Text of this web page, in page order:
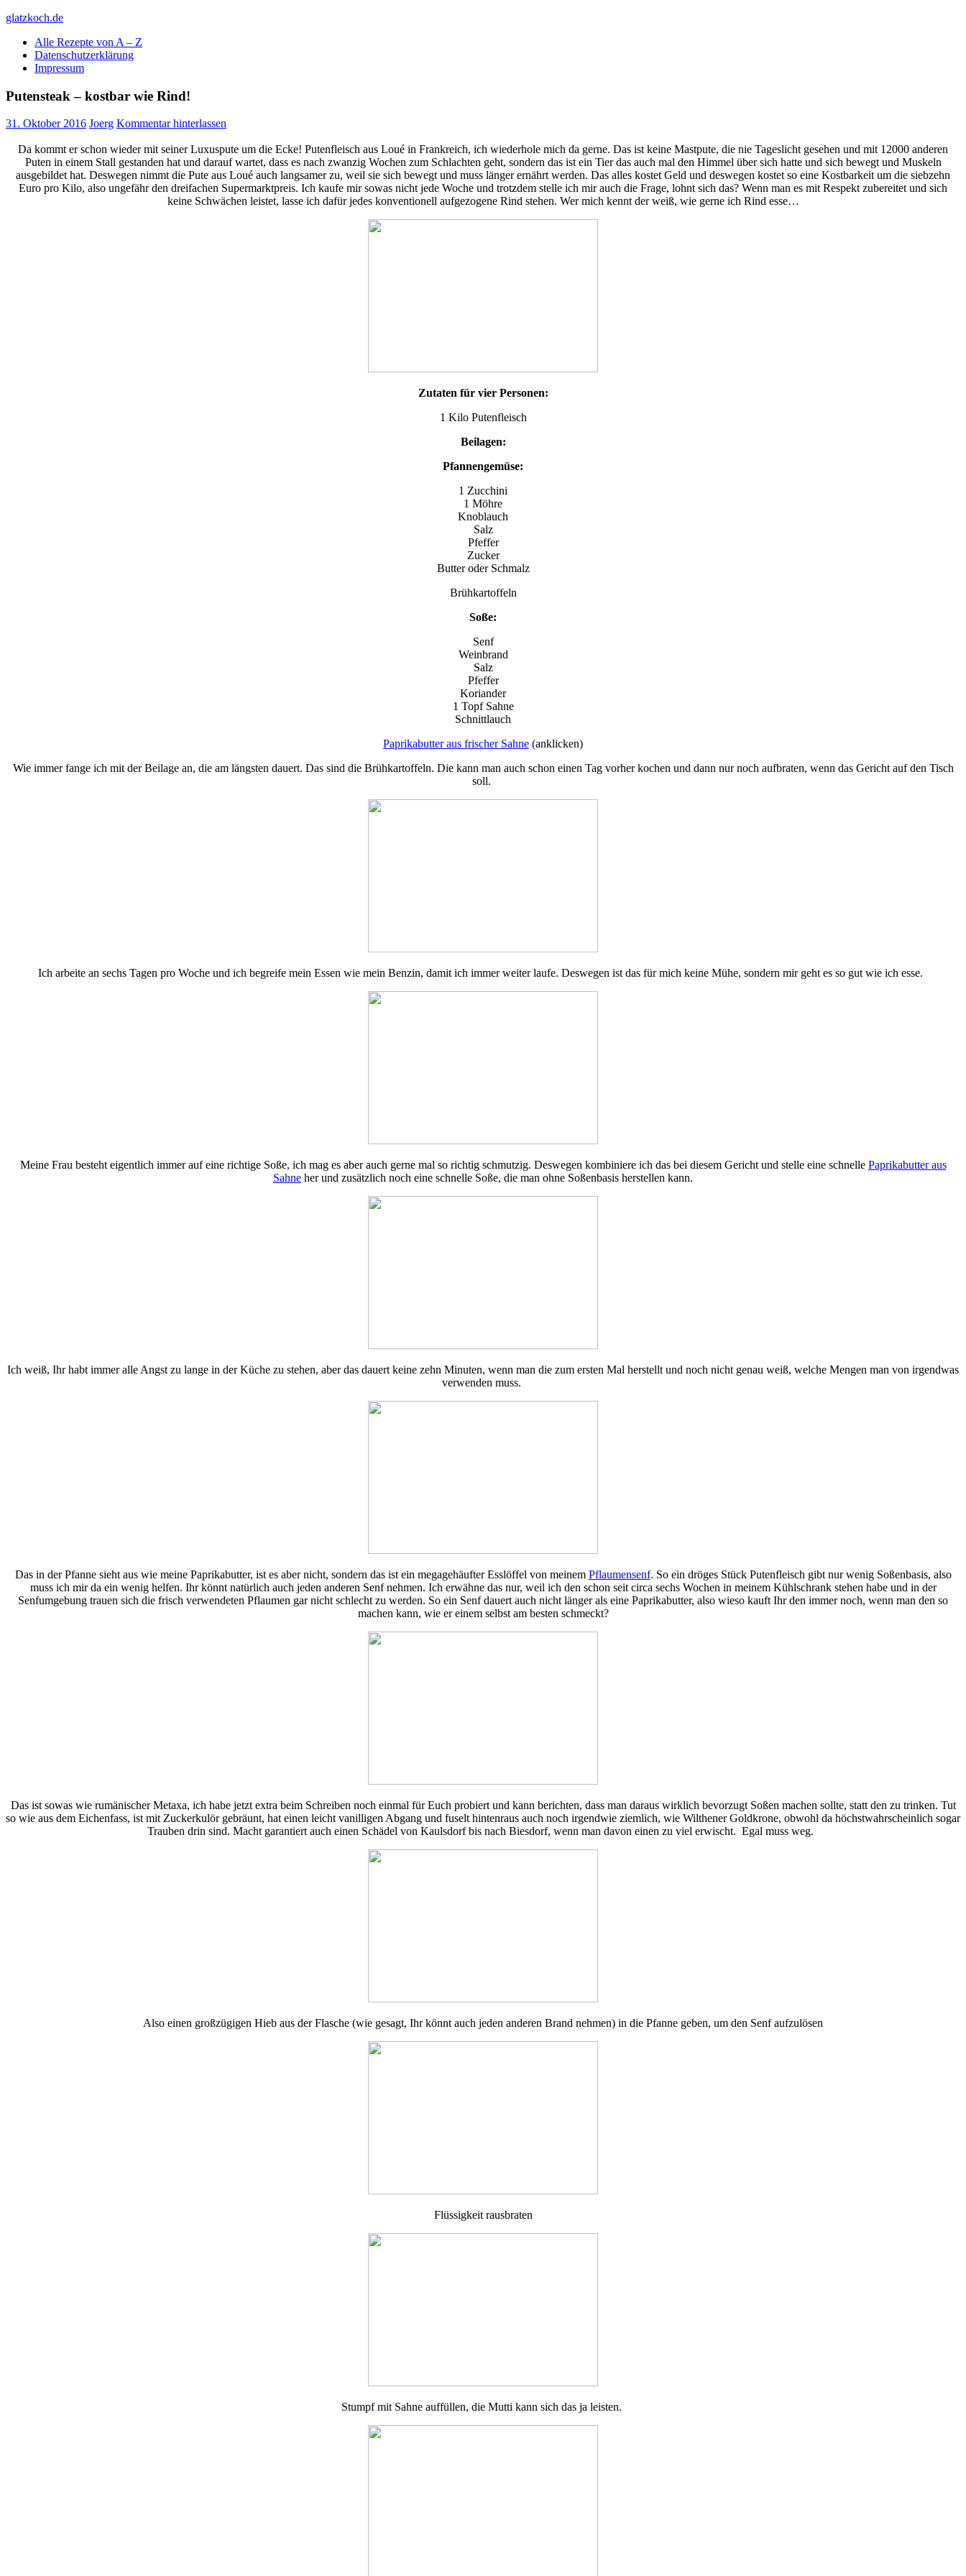
Skip
content
glatzkoch.de
Kochen für Doofe und Genießer
Alle Rezepte von A – Z
Datenschutzerklärung
Impressum
Putensteak – kostbar wie Rind!
31. Oktober 2016 Joerg Kommentar hinterlassen
Da kommt er schon wieder mit seiner Luxuspute um die Ecke! Putenfleisch aus Loué in Frankreich, ich wiederhole mich da gerne. Das ist keine Mastpute, die nie Tageslicht gesehen und mit 12000 anderen
Puten in einem Stall gestanden hat und darauf wartet, dass es nach zwanzig Wochen zum Schlachten geht, sondern das ist ein Tier das auch mal den Himmel über sich hatte und sich bewegt und Muskeln
ausgebildet hat. Deswegen nimmt die Pute aus Loué auch langsamer zu, weil sie sich bewegt und muss länger ernährt werden. Das alles kostet Geld und deswegen kostet so eine Kostbarkeit um die siebzehn
Euro pro Kilo, also ungefähr den dreifachen Supermarktpreis. Ich kaufe mir sowas nicht jede Woche und trotzdem stelle ich mir auch die Frage, lohnt sich das? Wenn man es mit Respekt zubereitet und sich
keine Schwächen leistet, lasse ich dafür jedes konventionell aufgezogene Rind stehen. Wer mich kennt der weiß, wie gerne ich Rind esse…
Zutaten für vier Personen:
1 Kilo Putenfleisch
Beilagen:
Pfannengemüse:
1 Zucchini
1 Möhre
Knoblauch
Salz
Pfeffer
Zucker
Butter oder Schmalz
Brühkartoffeln
Soße:
Senf
Weinbrand
Salz
Pfeffer
Koriander
1 Topf Sahne
Schnittlauch
Paprikabutter aus frischer Sahne (anklicken)
Wie immer fange ich mit der Beilage an, die am längsten dauert. Das sind die Brühkartoffeln. Die kann man auch schon einen Tag vorher kochen und dann nur noch aufbraten, wenn das Gericht auf den Tisch
soll.
Ich arbeite an sechs Tagen pro Woche und ich begreife mein Essen wie mein Benzin, damit ich immer weiter laufe. Deswegen ist das für mich keine Mühe, sondern mir geht es so gut wie ich esse.
Meine Frau besteht eigentlich immer auf eine richtige Soße, ich mag es aber auch gerne mal so richtig schmutzig. Deswegen kombiniere ich das bei diesem Gericht und stelle eine schnelle Paprikabutter aus
Sahne her und zusätzlich noch eine schnelle Soße, die man ohne Soßenbasis herstellen kann.
Ich weiß, Ihr habt immer alle Angst zu lange in der Küche zu stehen, aber das dauert keine zehn Minuten, wenn man die zum ersten Mal herstellt und noch nicht genau weiß, welche Mengen man von irgendwas
verwenden muss.
Das in der Pfanne sieht aus wie meine Paprikabutter, ist es aber nicht, sondern das ist ein megagehäufter Esslöffel von meinem Pflaumensenf. So ein dröges Stück Putenfleisch gibt nur wenig Soßenbasis, also
muss ich mir da ein wenig helfen. Ihr könnt natürlich auch jeden anderen Senf nehmen. Ich erwähne das nur, weil ich den schon seit circa sechs Wochen in meinem Kühlschrank stehen habe und in der
Senfumgebung trauen sich die frisch verwendeten Pflaumen gar nicht schlecht zu werden. So ein Senf dauert auch nicht länger als eine Paprikabutter, also wieso kauft Ihr den immer noch, wenn man den so
machen kann, wie er einem selbst am besten schmeckt?
Das ist sowas wie rumänischer Metaxa, ich habe jetzt extra beim Schreiben noch einmal für Euch probiert und kann berichten, dass man daraus wirklich bevorzugt Soßen machen sollte, statt den zu trinken. Tut
so wie aus dem Eichenfass, ist mit Zuckerkulör gebräunt, hat einen leicht vanilligen Abgang und fuselt hintenraus auch noch irgendwie ziemlich, wie Wilthener Goldkrone, obwohl da höchstwahrscheinlich sogar
Trauben drin sind. Macht garantiert auch einen Schädel von Kaulsdorf bis nach Biesdorf, wenn man davon einen zu viel erwischt. Egal muss weg.
Also einen großzügigen Hieb aus der Flasche (wie gesagt, Ihr könnt auch jeden anderen Brand nehmen) in die Pfanne geben, um den Senf aufzulösen
Flüssigkeit rausbraten
Stumpf mit Sahne auffüllen, die Mutti kann sich das ja leisten.